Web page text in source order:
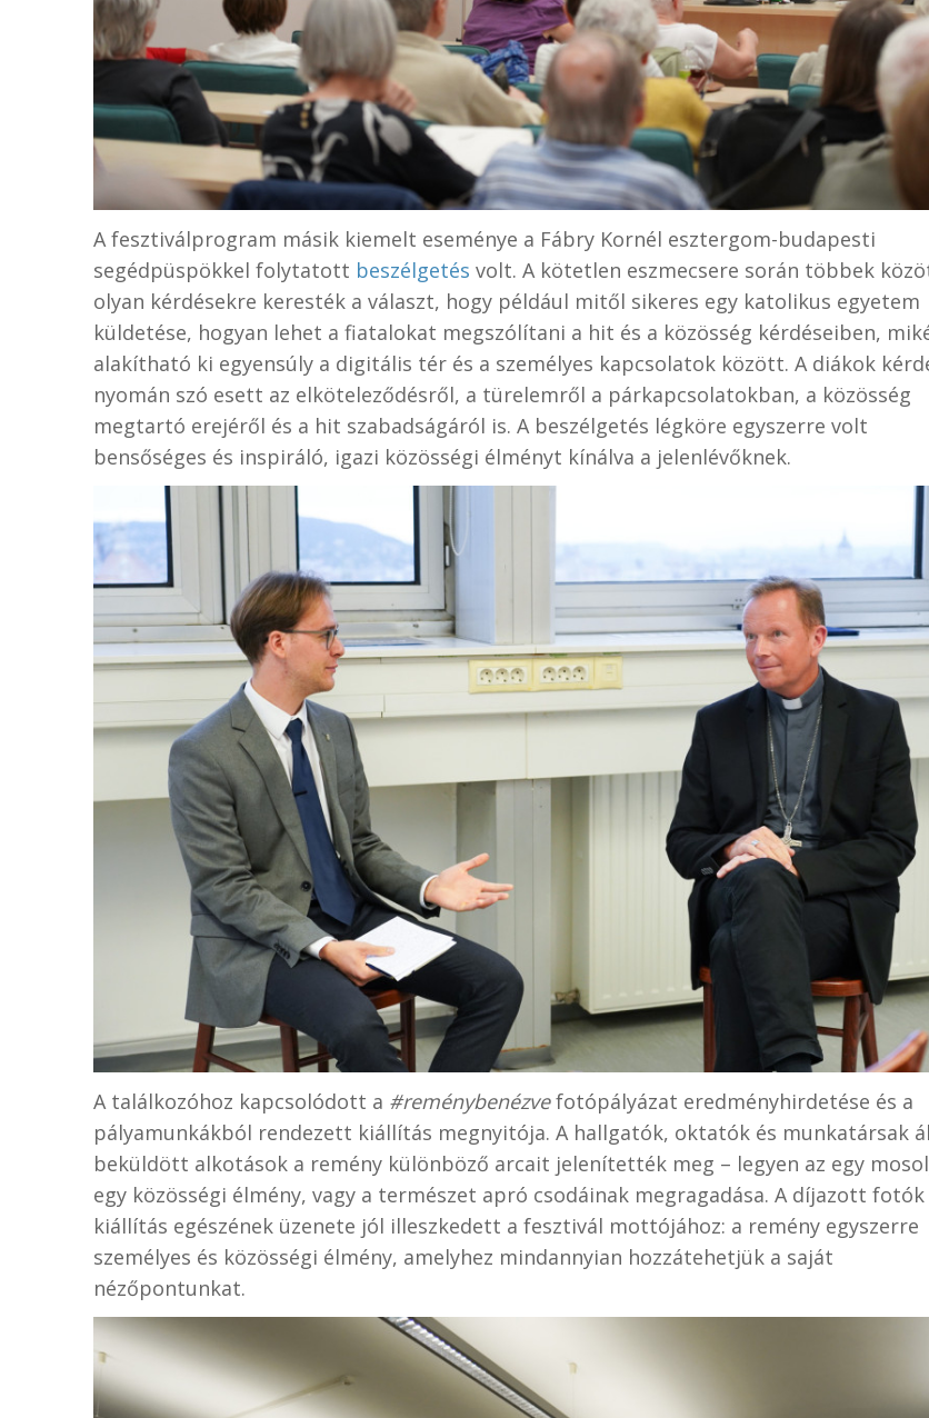
A fesztiválprogram másik kiemelt eseménye a Fábry Kornél esztergom-budapesti
segédpüspökkel folytatott beszélgetés volt. A kötetlen eszmecsere során többek
olyan kérdésekre keresték a választ, hogy például mitől sikeres egy katolikus egyetem
küldetése, hogyan lehet a fiatalokat megszólítani a hit és a közösség kérdéseiben,
alakítható ki egyensúly a digitális tér és a személyes kapcsolatok között. A diákok
nyomán szó esett az elköteleződésről, a türelemről a párkapcsolatokban, a közösség
megtartó erejéről és a hit szabadságáról is. A beszélgetés légköre egyszerre volt
bensőséges és inspiráló, igazi közösségi élményt kínálva a jelenlévőknek.
A találkozóhoz kapcsolódott a #reménybenézvefotópályázat eredményhirdetése és a
pályamunkákból rendezett kiállítás megnyitója. A hallgatók, oktatók és munkatársak
beküldött alkotások a remény különböző arcait jelenítették meg – legyen az egy
egy közösségi élmény, vagy a természet apró csodáinak megragadása. A díjazott fotók
kiállítás egészének üzenete jól illeszkedett a fesztivál mottójához: a remény egyszerre
személyes és közösségi élmény, amelyhez mindannyian hozzátehetjük a saját
nézőpontunkat.